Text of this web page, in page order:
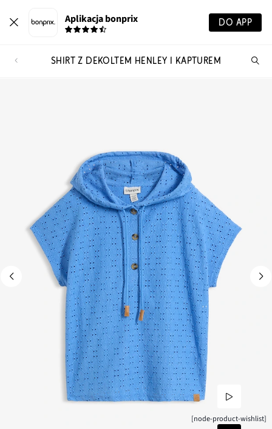
Aplikacja bonprix DO APP
SHIRT Z DEKOLTEM HENLEY I KAPTUREM
[node-product-wishlist]